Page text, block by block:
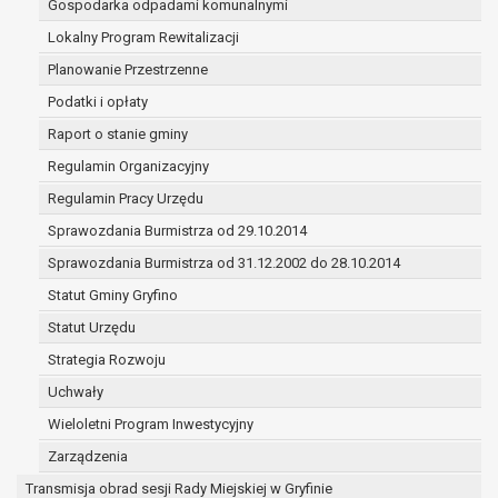
Gospodarka odpadami komunalnymi
Lokalny Program Rewitalizacji
Planowanie Przestrzenne
Podatki i opłaty
Raport o stanie gminy
Regulamin Organizacyjny
Regulamin Pracy Urzędu
Sprawozdania Burmistrza od 29.10.2014
Sprawozdania Burmistrza od 31.12.2002 do 28.10.2014
Statut Gminy Gryfino
Statut Urzędu
Strategia Rozwoju
Uchwały
Wieloletni Program Inwestycyjny
Zarządzenia
Transmisja obrad sesji Rady Miejskiej w Gryfinie
(merytorycznych), a także obowiązków i
zadań zleconych przez instytucje
nadrzędne wobec Gminy;
zawarcia i realizacji umów;
ochrony żywotnych interesów osoby, której
dane dotyczą, lub innej osoby fizycznej;
wykonania zadania realizowanego w
interesie publicznym lub w ramach
sprawowania władzy publicznej
powierzonej administratorowi;
w pozostałych przypadkach dane osobowe
przetwarzane są wyłącznie na podstawie
wcześniej udzielonej zgody w zakresie i celu
określonym w treści zgody.
W związku z przetwarzaniem danych w celu
wskazanym w pkt. 3, dane osobowe mogą być
udostępniane innym upoważnionym odbiorcom lub
kategoriom odbiorców danych osobowych.
Odbiorcami mogą być:
podmioty, które przetwarzają dane